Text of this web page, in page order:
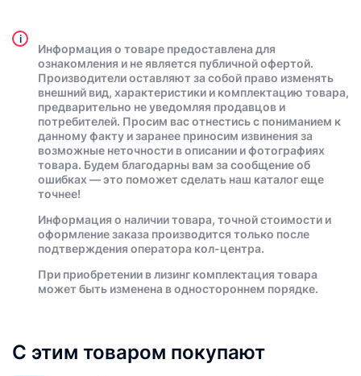
i
Информация о товаре предоставлена для
ознакомления и не является публичной офертой.
Производители оставляют за собой право изменять
внешний вид, характеристики и комплектацию товара,
предварительно не уведомляя продавцов и
потребителей. Просим вас отнестись с пониманием к
данному факту и заранее приносим извинения за
возможные неточности в описании и фотографиях
товара. Будем благодарны вам за сообщение об
ошибках — это поможет сделать наш каталог еще
точнее!
Информация о наличии товара, точной стоимости и
оформление заказа производится только после
подтверждения оператора кол-центра.
При приобретении в лизинг комплектация товара
может быть изменена в одностороннем порядке.
С этим товаром покупают